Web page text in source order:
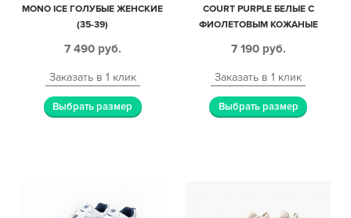
MONO ICE ГОЛУБЫЕ ЖЕНСКИЕ
(35-39)
7 490 руб.
Заказать в 1 клик
Выбрать размер
COURT PURPLE БЕЛЫЕ С
ФИОЛЕТОВЫМ КОЖАНЫЕ
7 190 руб.
Заказать в 1 клик
Выбрать размер